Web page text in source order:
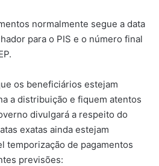
normalmente segue a data
para o PIS e o número final
os beneficiários estejam
a distribuição e fiquem atentos
divulgará a respeito do
exatas ainda estejam
temporização de pagamentos
previsões: